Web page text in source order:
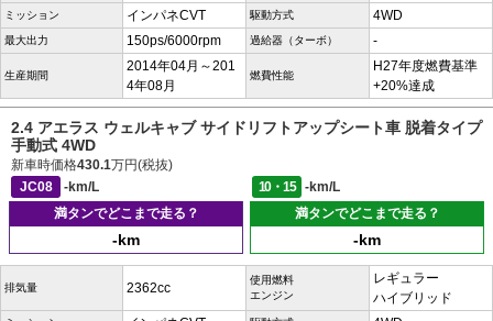
ミッション インパネCVT 駆動方式 4WD
最大出力 150ps/6000rpm 過給器（ターボ） -
生産期間
2014年04月～201
4年08月
燃費性能
H27年度燃費基準
+20%達成
2.4 アエラス ウェルキャブ サイドリフトアップシート車 脱着タイプ
手動式 4WD
新車時価格430.1万円(税抜)
JC08
-km/L 10・15
-km/L
満タンでどこまで走る？
-km
満タンでどこまで走る？
-km
排気量 2362cc
使用燃料
エンジン
レギュラー
ハイブリッド